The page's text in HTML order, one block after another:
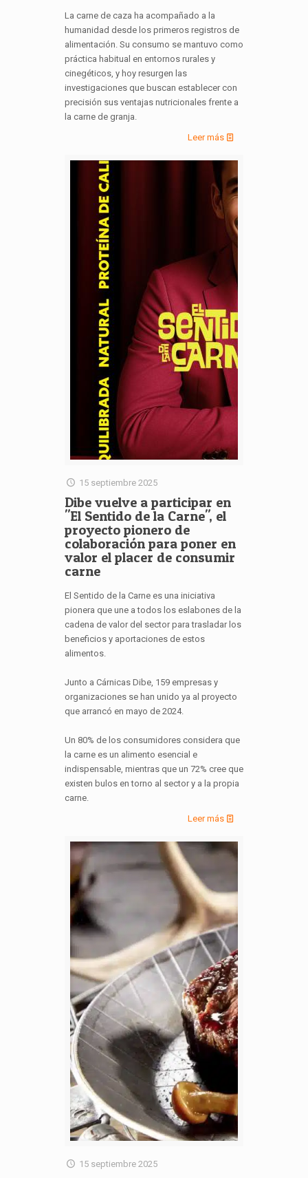
La carne de caza ha acompañado a la
humanidad desde los primeros registros de
alimentación. Su consumo se mantuvo como
práctica habitual en entornos rurales y
cinegéticos, y hoy resurgen las
investigaciones que buscan establecer con
precisión sus ventajas nutricionales frente a
la carne de granja.
Leer más
15 septiembre 2025
Dibe vuelve a participar en
"El Sentido de la Carne", el
proyecto pionero de
colaboración para poner en
valor el placer de consumir
carne
El Sentido de la Carne es una iniciativa
pionera que une a todos los eslabones de la
cadena de valor del sector para trasladar los
beneficios y aportaciones de estos
alimentos.
Junto a Cárnicas Dibe, 159 empresas y
organizaciones se han unido ya al proyecto
que arrancó en mayo de 2024.
Un 80% de los consumidores considera que
la carne es un alimento esencial e
indispensable, mientras que un 72% cree que
existen bulos en torno al sector y a la propia
carne.
Leer más
15 septiembre 2025